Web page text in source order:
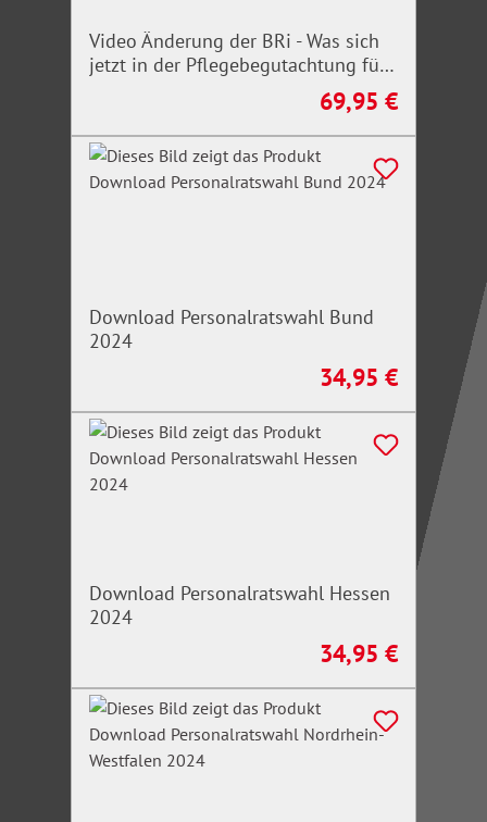
Video Änderung der BRi - Was sich
jetzt in der Pflegebegutachtung für
Regulärer Preis:
69,95 €
Download Personalratswahl Bund
2024
Regulärer Preis:
34,95 €
Download Personalratswahl Hessen
2024
Regulärer Preis:
34,95 €